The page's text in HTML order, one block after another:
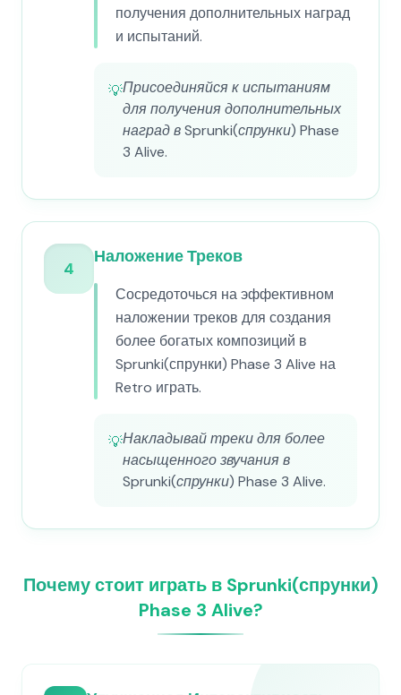
получения дополнительных наград
и испытаний.
💡Присоединяйся к испытаниям
для получения дополнительных
наград в Sprunki(спрунки) Phase
3 Alive.
4
Наложение Треков
Сосредоточься на эффективном
наложении треков для создания
более богатых композиций в
Sprunki(спрунки) Phase 3 Alive на
Retro играть.
💡Накладывай треки для более
насыщенного звучания в
Sprunki(спрунки) Phase 3 Alive.
Почему стоит играть в Sprunki(спрунки)
Phase 3 Alive?